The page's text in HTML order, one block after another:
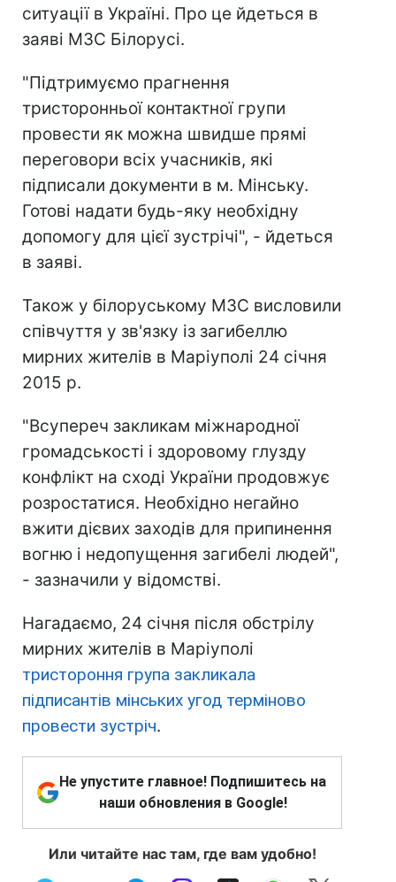
ситуації в Україні. Про це йдеться в
заяві МЗС Білорусі.
"Підтримуємо прагнення
тристоронньої контактної групи
провести як можна швидше прямі
переговори всіх учасників, які
підписали документи в м. Мінську.
Готові надати будь-яку необхідну
допомогу для цієї зустрічі", - йдеться
в заяві.
Також у білоруському МЗС висловили
співчуття у зв'язку із загибеллю
мирних жителів в Маріуполі 24 січня
2015 р.
"Всупереч закликам міжнародної
громадськості і здоровому глузду
конфлікт на сході України продовжує
розростатися. Необхідно негайно
вжити дієвих заходів для припинення
вогню і недопущення загибелі людей",
- зазначили у відомстві.
Нагадаємо, 24 січня після обстрілу
мирних жителів в Маріуполі
тристороння група закликала
підписантів мінських угод терміново
провести зустріч.
Не упустите главное! Подпишитесь на
наши обновления в Google!
Или читайте нас там, где вам удобно!